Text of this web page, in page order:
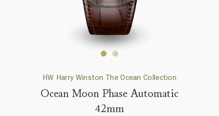
HW Harry Winston The Ocean Collection
Ocean Moon Phase Automatic
42mm